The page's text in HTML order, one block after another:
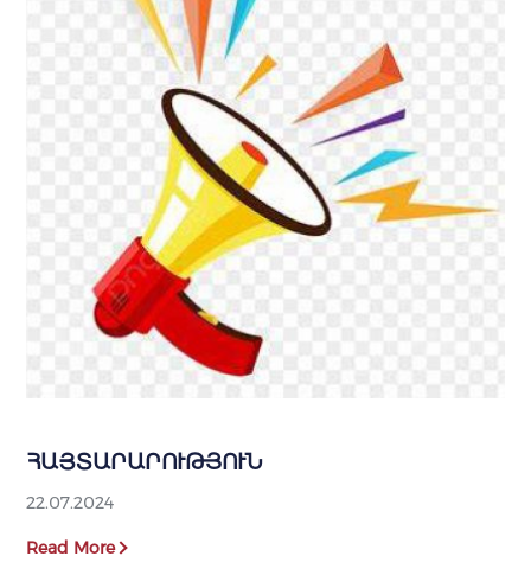
ՀԱՅՏԱՐԱՐՈՒԹՅՈՒՆ
22.07.2024
Read More